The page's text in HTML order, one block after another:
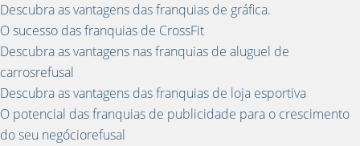
Descubra as vantagens das franquias de gráfica.
O sucesso das franquias de CrossFit
Descubra as vantagens nas franquias de aluguel de
carrosrefusal
Descubra as vantagens das franquias de loja esportiva
O potencial das franquias de publicidade para o crescimento
do seu negóciorefusal